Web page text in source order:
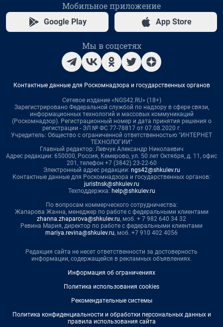
Мобильное приложение
Google Play App Store
Мы в соцсетях
Контактные данные для Роскомнадзора и государственных органов
Сетевое издание «NGS42.RU» (18+)
Зарегистрировано Федеральной службой по надзору в сфере связи,
информационных технологий и массовых коммуникаций
(Роскомнадзор). Регистрационный номер и дата принятия решения о
регистрации - ЭЛ № ФС 77-78817 от 07.08.2020 г.
Учредитель: Общество с ограниченной ответственностью "ИНТЕРНЕТ
ТЕХНОЛОГИИ"
Главный редактор: Левчук Александр Николаевич
Адрес редакции: 650000, Россия, Кемерово, ул. 50 лет Октября, д. 11, офис
201, телефон +7 (3842) 23-22-60
Электронный адрес редакции: ngs42@shkulev.ru
Контактные данные для Роскомнадзора и государственных органов:
juristnsk@shkulev.ru
Техподдержка: help@shkulev.ru
По вопросам коммерческого сотрудничества:
Жапарова Жанна, менеджер по работе с федеральными клиентами
zhanna.zhaparova@shkulev.ru, моб. + 7 982 640 34 32
Ревина Мария, директор по работе с федеральными клиентами
mariya.revina@shkulev.ru, моб. +7 910 402 4056
Редакция сайта не несет ответственности за достоверность
информации, содержащейся в рекламных объявлениях.
Информация об ограничениях
Политика использования cookies
Рекомендательные системы
Политика конфиденциальности и обработки персональных данных и
правила использования сайта